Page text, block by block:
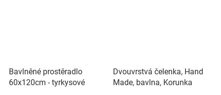
Bavlněné prostěradlo
60x120cm - tyrkysové
Dvouvrstvá čelenka, Hand
Made, bavlna, Korunka